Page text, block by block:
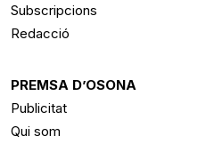
Subscripcions
Redacció
PREMSA D’OSONA
Publicitat
Qui som